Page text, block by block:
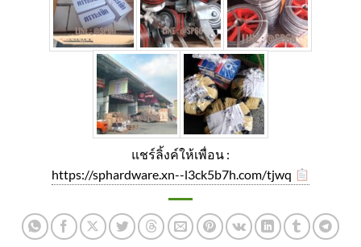
แชร์ลิ้งค์ให้เพื่อน :
https://sphardware.xn--l3ck5b7h.com/tjwq